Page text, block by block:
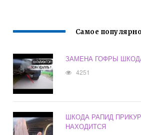
Самое
ЗАМЕНА ГОФРЫ
4251
ШКОДА РАПИД
НАХОДИТСЯ